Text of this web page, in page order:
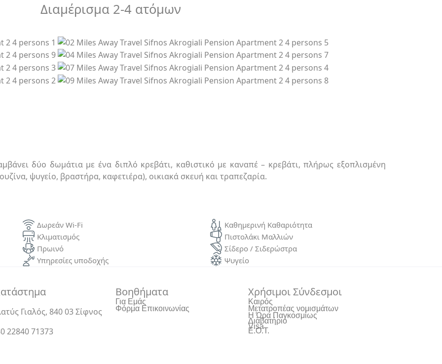
Διαμέρισμα 2-4 ατόμων
δύο δωμάτια με ένα διπλό κρεβάτι, καθιστικό με καναπέ – κρεβάτι, πλήρως εξοπλισμένη
ψυγείο, βραστήρα, καφετιέρα), οικιακά σκευή και τραπεζαρία.
Δωρεάν Wi-Fi
Καθημερινή Καθαριότητα
Κλιματισμός
Πιστολάκι Μαλλιών
Πρωινό
Σίδερο / Σιδερώστρα
Υπηρεσίες υποδοχής Ψυγείο
Γιαλός, 840 03 Σίφνος
22840 71373
Βοηθήματα
Για Εμάς
Φόρμα Επικοινωνίας
Χρήσιμοι Σύνδεσμοι
Καιρός
Μετατροπέας νομισμάτων
Η Ώρα Παγκοσμίως
Διαβατήριο
Visa
Ε.Ο.Τ.